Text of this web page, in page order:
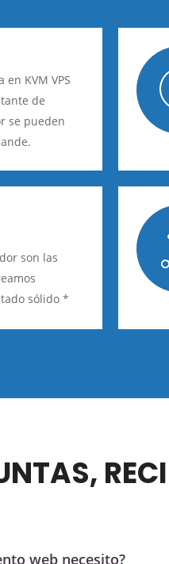
KVM VPS
de
se pueden
son las
sólido *
web necesito?